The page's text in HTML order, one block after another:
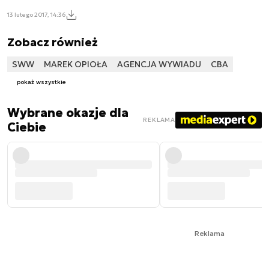
13 lutego 2017, 14:36
Zobacz również
SWW MAREK OPIOŁA AGENCJA WYWIADU CBA
pokaż wszystkie
Wybrane okazje dla
Ciebie
REKLAMA
Reklama